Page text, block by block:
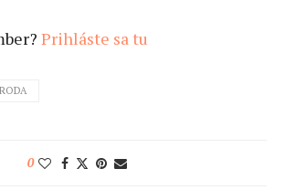
Prihláste sa tu
0